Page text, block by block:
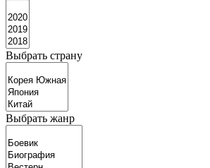
Выбрать страну
Выбрать жанр